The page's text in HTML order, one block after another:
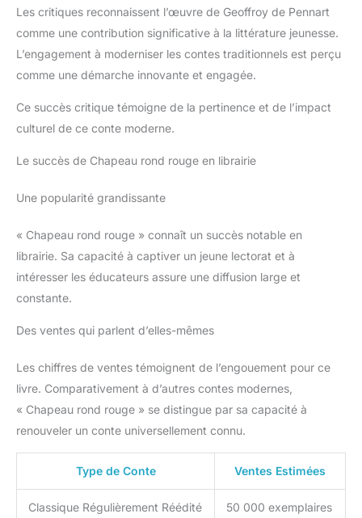
Les critiques reconnaissent l’œuvre de Geoffroy de Pennart
comme une contribution significative à la littérature jeunesse.
L’engagement à moderniser les contes traditionnels est perçu
comme une démarche innovante et engagée.
Ce succès critique témoigne de la pertinence et de l’impact
culturel de ce conte moderne.
Le succès de Chapeau rond rouge en librairie
Une popularité grandissante
« Chapeau rond rouge » connaît un succès notable en
librairie. Sa capacité à captiver un jeune lectorat et à
intéresser les éducateurs assure une diffusion large et
constante.
Des ventes qui parlent d’elles-mêmes
Les chiffres de ventes témoignent de l’engouement pour ce
livre. Comparativement à d’autres contes modernes,
« Chapeau rond rouge » se distingue par sa capacité à
renouveler un conte universellement connu.
Type de Conte Ventes Estimées
Classique Régulièrement Réédité 50 000 exemplaires